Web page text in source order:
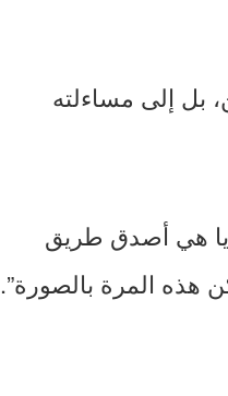
بل إلى مساءلته
هي أصدق طريق
هذه المرة بالصورة”.